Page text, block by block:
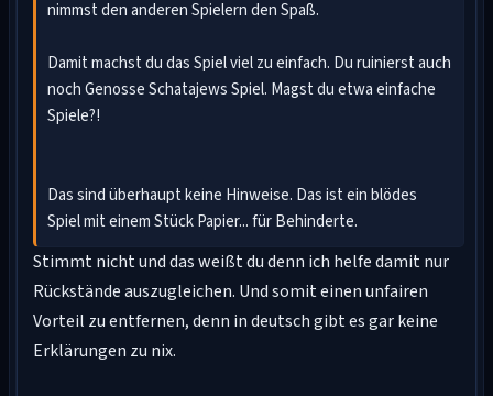
nimmst den anderen Spielern den Spaß.
Damit machst du das Spiel viel zu einfach. Du ruinierst auch
noch Genosse Schatajews Spiel. Magst du etwa einfache
Spiele?!
Das sind überhaupt keine Hinweise. Das ist ein blödes
Spiel mit einem Stück Papier... für Behinderte.
Stimmt nicht und das weißt du denn ich helfe damit nur
Rückstände auszugleichen. Und somit einen unfairen
Vorteil zu entfernen, denn in deutsch gibt es gar keine
Erklärungen zu nix.